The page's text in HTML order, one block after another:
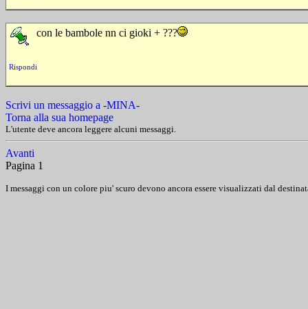
con le bambole nn ci gioki + ???
Rispondi
Scrivi un messaggio a -MINA-
Torna alla sua homepage
L'utente deve ancora leggere alcuni messaggi.
Avanti
Pagina 1
I messaggi con un colore piu' scuro devono ancora essere visualizzati dal